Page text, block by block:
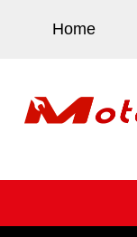
Home